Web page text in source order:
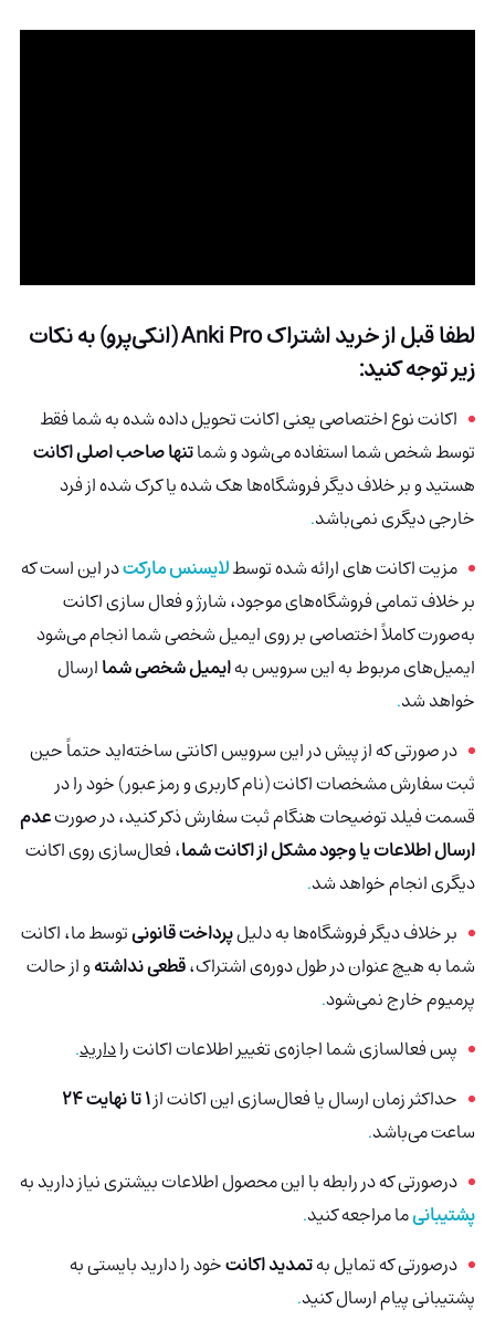
لطفا قبل از خرید اشتراکAnki Pro (انکی‌پرو)
به نکات
زیر توجه کنید:
اکانت نوع اختصاصی یعنی اکانت تحویل داده شده به شما فقط
توسط شخص شما استفاده می‌شود و شماتنها صاحب اصلی اکانت
هستید و بر خلاف دیگر فروشگاه‌ها هک شدهیا کرک شده از فرد
خارجی دیگری نمی‌باشد.
مزیت اکانت های ارائه شده توسطلایسنس مارکتدر این است که
بر خلاف تمامی فروشگاه‌های موجود، شارژ و فعال سازی اکانت
به‌صورت کاملاً اختصاصی بر روی ایمیل شخصی شما انجام می‌شود
ایمیل‌های مربوط به این سرویس بهایمیل شخصی شماارسال
خواهد شد.
در صورتی که از پیش در این سرویس اکانتی ساخته‌اید حتماً حین
ثبت سفارش مشخصات اکانت (نام کاربری و رمز عبور) خود را در
قسمت فیلد توضیحات هنگام ثبت سفارش ذکر کنید، در صورتعدم
ارسال اطلاعات یا وجود مشکل از اکانت شما، فعال‌سازی روی اکانت
دیگری انجام خواهد شد.
بر خلاف دیگر فروشگاه‌ها به دلیلپرداخت قانونیتوسط ما، اکانت
شما به هیچ عنوان در طول دوره‌ی اشتراک،قطعی نداشتهو از حالت
پرمیوم خارج نمی‌شود.
پس فعالسازی شما اجازه‌ی تغییر اطلاعات اکانت رادارید.
حداکثر زمان ارسال یا فعال‌سازی این اکانت از1 تا نهایت 24
ساعت می‌باشد.
درصورتی‌ که در رابطه با این محصول اطلاعات بیشتری نیاز دارید به
پشتیبانیما مراجعه کنید.
درصورتی که تمایل بهتمدید اکانتخود را دارید بایستی به
پشتیبانی پیام ارسال کنید.